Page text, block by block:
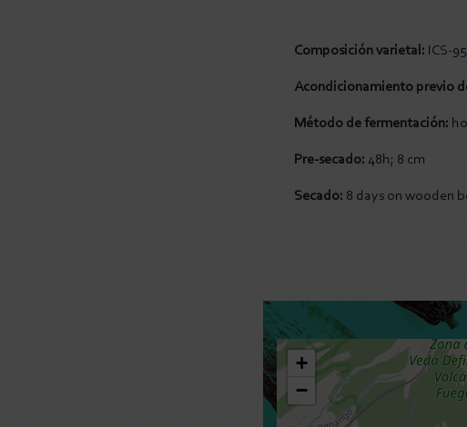
Composición varietal: ICS-
Acondicionamiento previo
Método de fermentación:
Pre-secado: 48h; 8 cm
Secado: 8 days on wooden
+
−